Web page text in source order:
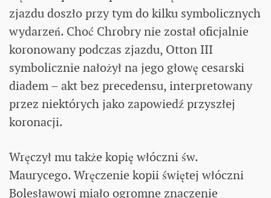
zjazdu doszło przy tym do kilku symbolicznych
wydarzeń. Choć Chrobry nie został oficjalnie
koronowany podczas zjazdu, Otton III
symbolicznie nałożył na jego głowę cesarski
diadem – akt bez precedensu, interpretowany
przez niektórych jako zapowiedź przyszłej
koronacji.
Wręczył mu także kopię włóczni św.
Maurycego. Wręczenie kopii świętej włóczni
Bolesławowi miało ogromne znaczenie